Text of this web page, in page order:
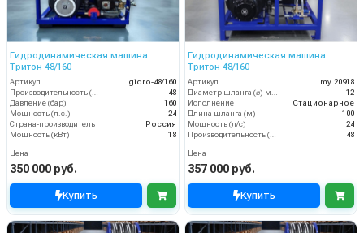
Гидродинамическая машина
Тритон 48/160
Артикул
gidro-48/160
48
Давление (бар)
160
Мощность (л.с.)
24
Страна-производитель
Россия
Мощность (кВт)
18
Цена
350 000 руб.
Купить
Гидродинамическая машина
Тритон 48/160
Артикул
my.20918
12
Исполнение
Стационарное
Длина шланга (м)
100
Мощность (л/с)
24
48
Цена
357 000 руб.
Купить